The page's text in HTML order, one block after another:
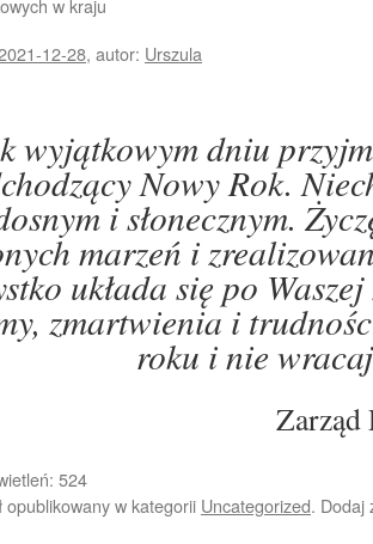
w kraju
12-28, autor: Urszula
wyjątkowym dniu
Nowy Rok.
i słonecznym.
marzeń i
układa się po
zmartwienia i
roku i nie
Zarząd
524
opublikowany w kategorii Uncategorized. Dodaj